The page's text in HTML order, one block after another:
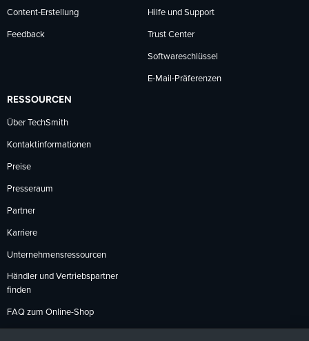
Content-Erstellung
Feedback
Hilfe und Support
Trust Center
Softwareschlüssel
E-Mail-Präferenzen
RESSOURCEN
Über TechSmith
Kontaktinformationen
Preise
Presseraum
Partner
Karriere
Unternehmensressourcen
Händler und Vertriebspartner
finden
FAQ zum Online-Shop